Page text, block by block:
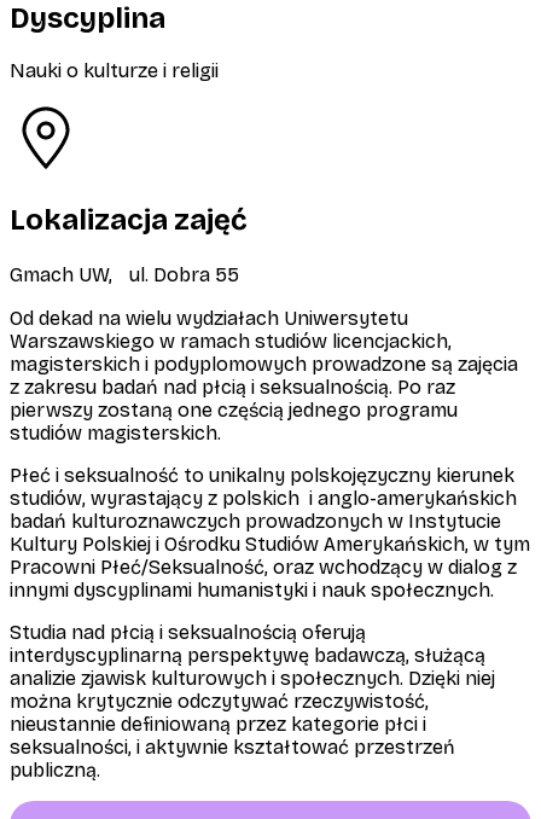
Dyscyplina
Nauki o kulturze i religii
Lokalizacja zajęć
Gmach UW, ul. Dobra 55
Od dekad na wielu wydziałach Uniwersytetu
Warszawskiego w ramach studiów licencjackich,
magisterskich i podyplomowych prowadzone są zajęcia
z zakresu badań nad płcią i seksualnością. Po raz
pierwszy zostaną one częścią jednego programu
studiów magisterskich.
Płeć i seksualność to unikalny polskojęzyczny kierunek
studiów, wyrastający z polskich i anglo-amerykańskich
badań kulturoznawczych prowadzonych w Instytucie
Kultury Polskiej i Ośrodku Studiów Amerykańskich, w tym
Pracowni Płeć/Seksualność, oraz wchodzący w dialog z
innymi dyscyplinami humanistyki i nauk społecznych.
Studia nad płcią i seksualnością oferują
interdyscyplinarną perspektywę badawczą, służącą
analizie zjawisk kulturowych i społecznych. Dzięki niej
można krytycznie odczytywać rzeczywistość,
nieustannie definiowaną przez kategorie płci i
seksualności, i aktywnie kształtować przestrzeń
publiczną.